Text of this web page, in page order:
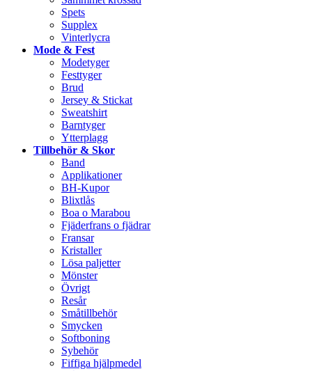
Spets
Supplex
Vinterlycra
Mode & Fest
Modetyger
Festtyger
Brud
Jersey & Stickat
Sweatshirt
Barntyger
Ytterplagg
Tillbehör & Skor
Band
Applikationer
BH-Kupor
Blixtlås
Boa o Marabou
Fjäderfrans o fjädrar
Fransar
Kristaller
Lösa paljetter
Mönster
Övrigt
Resår
Småtillbehör
Smycken
Softboning
Sybehör
Fiffiga hjälpmedel